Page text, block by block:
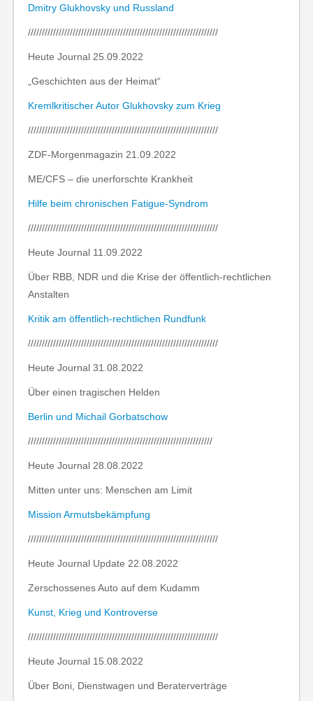
Dmitry Glukhovsky und Russland
////////////////////////////////////////////////////////////////////
Heute Journal 25.09.2022
„Geschichten aus der Heimat“
Kremlkritischer Autor Glukhovsky zum Krieg
////////////////////////////////////////////////////////////////////
ZDF-Morgenmagazin 21.09.2022
ME/CFS – die unerforschte Krankheit
Hilfe beim chronischen Fatigue-Syndrom
////////////////////////////////////////////////////////////////////
Heute Journal 11.09.2022
Über RBB, NDR und die Krise der öffentlich-rechtlichen
Anstalten
Kritik am öffentlich-rechtlichen Rundfunk
////////////////////////////////////////////////////////////////////
Heute Journal 31.08.2022
Über einen tragischen Helden
Berlin und Michail Gorbatschow
//////////////////////////////////////////////////////////////////
Heute Journal 28.08.2022
Mitten unter uns: Menschen am Limit
Mission Armutsbekämpfung
////////////////////////////////////////////////////////////////////
Heute Journal Update 22.08.2022
Zerschossenes Auto auf dem Kudamm
Kunst, Krieg und Kontroverse
////////////////////////////////////////////////////////////////////
Heute Journal 15.08.2022
Über Boni, Dienstwagen und Beraterverträge